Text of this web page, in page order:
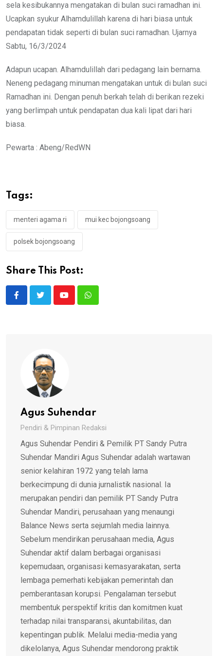
sela kesibukannya mengatakan di bulan suci ramadhan ini.
Ucapkan syukur Alhamdulillah karena di hari biasa untuk
pendapatan tidak seperti di bulan suci ramadhan. Ujarnya
Sabtu, 16/3/2024
Adapun ucapan. Alhamdulillah dari pedagang lain bernama.
Neneng pedagang minuman mengatakan untuk di bulan suci
Ramadhan ini. Dengan penuh berkah telah di berikan rezeki
yang berlimpah untuk pendapatan dua kali lipat dari hari
biasa.
Pewarta : Abeng/RedWN
Tags:
menteri agama ri mui kec bojongsoang
polsek bojongsoang
Share This Post:
YoutubeWhatsapp
Agus Suhendar
Pendiri & Pimpinan Redaksi
Agus Suhendar Pendiri & Pemilik PT Sandy Putra
Suhendar Mandiri Agus Suhendar adalah wartawan
senior kelahiran 1972 yang telah lama
berkecimpung di dunia jurnalistik nasional. Ia
merupakan pendiri dan pemilik PT Sandy Putra
Suhendar Mandiri, perusahaan yang menaungi
Balance News serta sejumlah media lainnya.
Sebelum mendirikan perusahaan media, Agus
Suhendar aktif dalam berbagai organisasi
kepemudaan, organisasi kemasyarakatan, serta
lembaga pemerhati kebijakan pemerintah dan
pemberantasan korupsi. Pengalaman tersebut
membentuk perspektif kritis dan komitmen kuat
terhadap nilai transparansi, akuntabilitas, dan
kepentingan publik. Melalui media-media yang
dikelolanya, Agus Suhendar mendorong praktik